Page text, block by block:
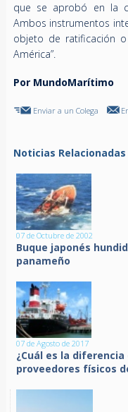
que se aprobó en la
Ambos instrumentos
objeto de ratificación
América”.
Por MundoMarítimo
Enviar a un Colega
Noticias Relacionadas
07 de Octubre de 2002
Buque japonés
panameño
07 de Agosto de 2017
¿Cuál es la
proveedores físicos